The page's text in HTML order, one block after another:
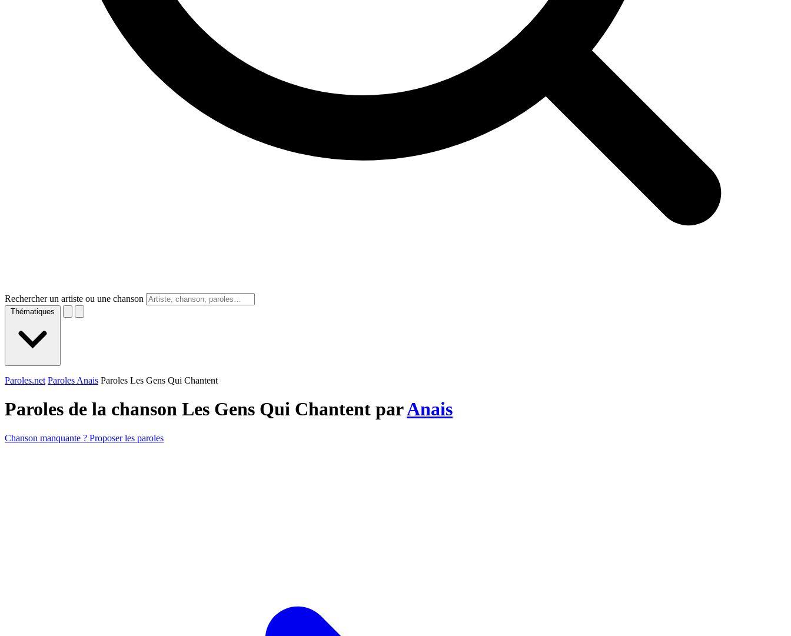
Rechercher un artiste ou une chanson
Thématiques
Paroles.net Paroles Anais Paroles Les Gens Qui Chantent
Paroles de la chanson Les Gens Qui Chantent parAnais
Chanson manquante ? Proposer les paroles